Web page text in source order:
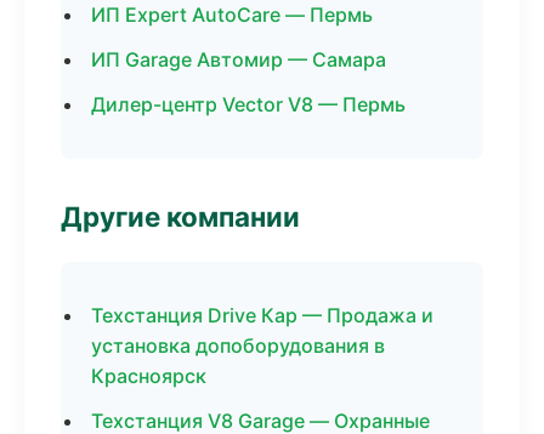
ИП Expert AutoCare — Пермь
ИП Garage Автомир — Самара
Дилер-центр Vector V8 — Пермь
Другие компании
Техстанция Drive Кар — Продажа и
установка допоборудования в
Красноярск
Техстанция V8 Garage — Охранные